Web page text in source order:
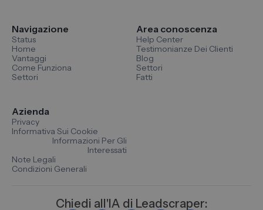
Navigazione
Status
Home
Vantaggi
Come Funziona
Settori
Area conoscenza
Help Center
Testimonianze Dei Clienti
Blog
Settori
Fatti
Azienda
Privacy
Informativa Sui Cookie
Informazioni Per Gli
Interessati
Note Legali
Condizioni Generali
Chiedi all'IA di Leadscraper: